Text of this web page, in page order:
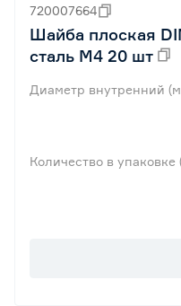
720007664
Шайба плоская
сталь М4 20 шт
Диаметр внутренний
Количество в упаковке